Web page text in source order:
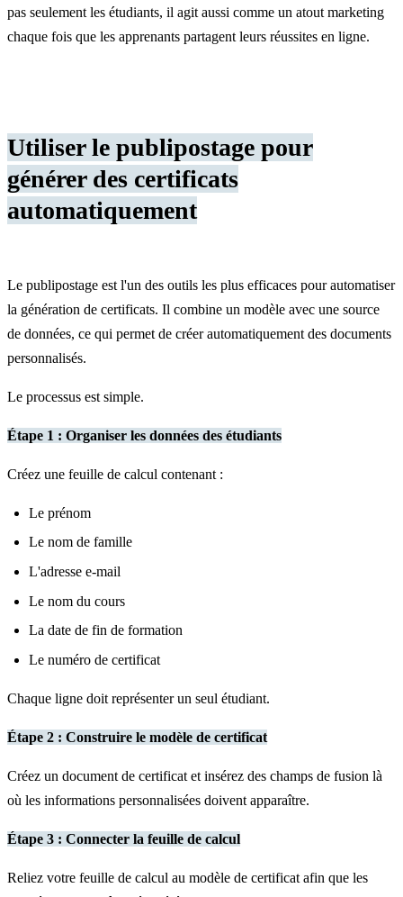
pas seulement les étudiants, il agit aussi comme un atout marketing
chaque fois que les apprenants partagent leurs réussites en ligne.
Utiliser le publipostage pour
générer des certificats
automatiquement
Le publipostage est l'un des outils les plus efficaces pour automatiser
la génération de certificats. Il combine un modèle avec une source
de données, ce qui permet de créer automatiquement des documents
personnalisés.
Le processus est simple.
Étape 1 : Organiser les données des étudiants
Créez une feuille de calcul contenant :
Le prénom
Le nom de famille
L'adresse e-mail
Le nom du cours
La date de fin de formation
Le numéro de certificat
Chaque ligne doit représenter un seul étudiant.
Étape 2 : Construire le modèle de certificat
Créez un document de certificat et insérez des champs de fusion là
où les informations personnalisées doivent apparaître.
Étape 3 : Connecter la feuille de calcul
Reliez votre feuille de calcul au modèle de certificat afin que les